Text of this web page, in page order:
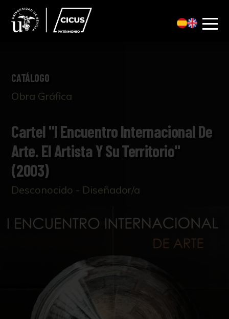
CATÁLOGO
Obra Gráfica
Cartel "I Encuentro Internacional De
Arte. El Artista Y Su Territorio"
(2003)
Desconocido - Diseñador/a